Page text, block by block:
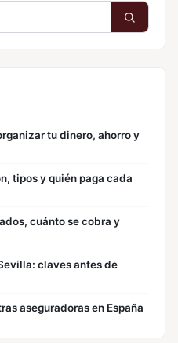
tu dinero, ahorro y
tipos y quién paga cada
cuánto se cobra y
claves antes de
aseguradoras en España